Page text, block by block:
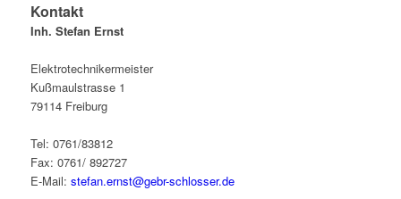
Kontakt
Inh. Stefan Ernst
Elektrotechnikermeister
Kußmaulstrasse 1
79114 Freiburg
Tel: 0761/83812
Fax: 0761/ 892727
E-Mail: stefan.ernst@gebr-schlosser.de